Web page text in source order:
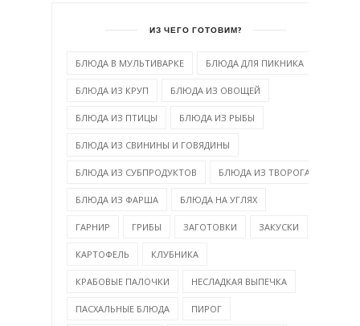
ИЗ ЧЕГО ГОТОВИМ?
БЛЮДА В МУЛЬТИВАРКЕ БЛЮДА ДЛЯ ПИКНИКА
БЛЮДА ИЗ КРУП БЛЮДА ИЗ ОВОЩЕЙ
БЛЮДА ИЗ ПТИЦЫ БЛЮДА ИЗ РЫБЫ
БЛЮДА ИЗ СВИНИНЫ И ГОВЯДИНЫ
БЛЮДА ИЗ СУБПРОДУКТОВ БЛЮДА ИЗ ТВОРОГА
БЛЮДА ИЗ ФАРША БЛЮДА НА УГЛЯХ
ГАРНИР ГРИБЫ ЗАГОТОВКИ ЗАКУСКИ
КАРТОФЕЛЬ КЛУБНИКА
КРАБОВЫЕ ПАЛОЧКИ НЕСЛАДКАЯ ВЫПЕЧКА
ПАСХАЛЬНЫЕ БЛЮДА ПИРОГ